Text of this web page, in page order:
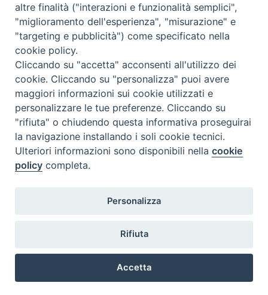
<< Ago 2026 >>
l m m g v s
d
27
28
3
4 5 6 7 8
9
10
11 12 13 14 15
17
18 19 21
24 25 26 27 28 29 30
31 1
diaconato@seminario.milano.it
altre finalità ("interazioni e funzionalità semplici",
"miglioramento dell'esperienza", "misurazione" e
"targeting e pubblicità") come specificato nella
cookie policy.
Cliccando su "accetta" acconsenti all'utilizzo dei
cookie. Cliccando su "personalizza" puoi avere
maggiori informazioni sui cookie utilizzati e
personalizzare le tue preferenze. Cliccando su
"rifiuta" o chiudendo questa informativa proseguirai
la navigazione installando i soli cookie tecnici.
Ulteriori informazioni sono disponibili nellacookie
policy completa.
Personalizza
Rifiuta
Accetta